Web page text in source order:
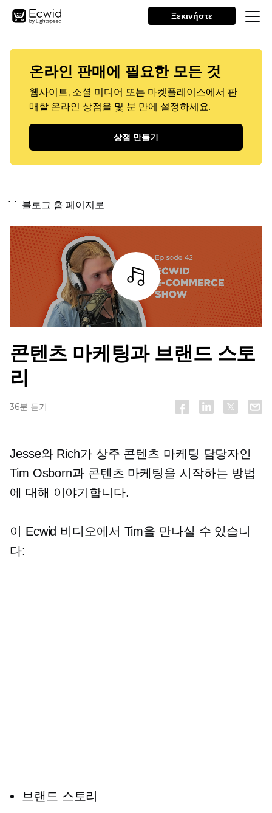
Ξεκινήστε
온라인 판매에 필요한 모든 것
웹사이트, 소셜 미디어 또는 마켓플레이스에서 판
매할 온라인 상점을 몇 분 만에 설정하세요.
상점 만들기
`` 블로그 홈 페이지로
조각
콘텐츠 마케팅과 브랜드 스토
리
36분 듣기
Jesse와 Rich가 상주 콘텐츠 마케팅 담당자인
Tim Osborn과 콘텐츠 마케팅을 시작하는 방법
에 대해 이야기합니다.
이 Ecwid 비디오에서 Tim을 만나실 수 있습니
다:
브랜드 스토리